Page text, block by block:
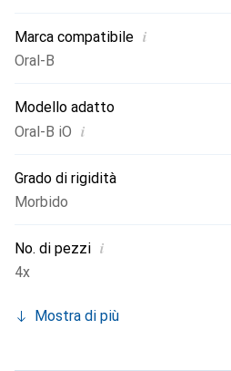
Marca compatibile i
Oral-B
Modello adatto
Oral-B iO i
Grado di rigidità
Morbido
No. di pezzi i
4x
Mostra di più